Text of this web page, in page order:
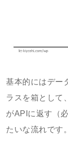
基本的にはデー
ラスを箱として
がAPIに返す（
たいな流れです。